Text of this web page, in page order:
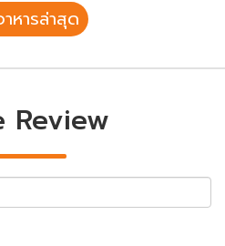
หารล่าสุด
Review